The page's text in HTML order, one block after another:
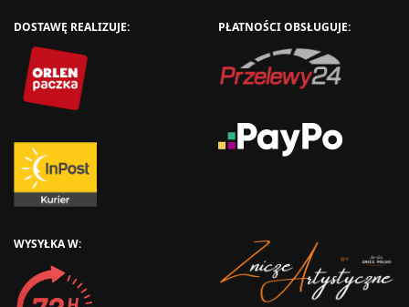
DOSTAWĘ REALIZUJE: PŁATNOŚCI OBSŁUGUJE:
WYSYŁKA W: